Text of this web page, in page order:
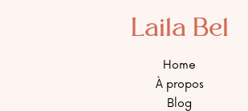
Laila Bel
Home
À propos
Blog